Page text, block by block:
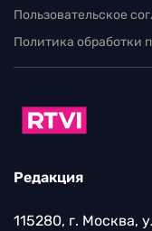
Пользовательское
Политика обработки
Редакция
115280, г. Москва,